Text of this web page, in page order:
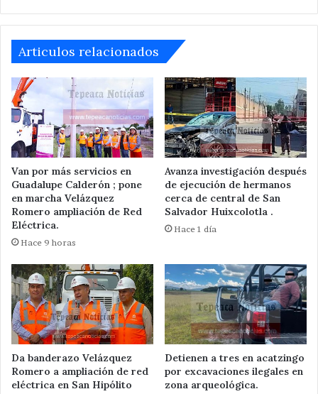
Articulos relacionados
Van por más servicios en
Guadalupe Calderón ; pone
en marcha Velázquez
Romero ampliación de Red
Eléctrica.
Hace 9 horas
Avanza investigación después
de ejecución de hermanos
cerca de central de San
Salvador Huixcolotla .
Hace 1 día
Da banderazo Velázquez
Romero a ampliación de red
eléctrica en San Hipólito
Detienen a tres en acatzingo
por excavaciones ilegales en
zona arqueológica.